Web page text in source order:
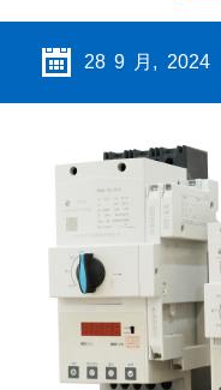
28 9 月, 2024